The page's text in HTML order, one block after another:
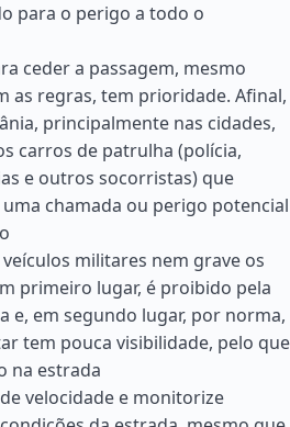
para o perigo a todo o
ceder a passagem, mesmo
as regras, tem prioridade. Afinal,
principalmente nas cidades,
carros de patrulha (polícia,
e outros socorristas) que
chamada ou perigo potencial
militares nem grave os
primeiro lugar, é proibido pela
e, em segundo lugar, por norma,
tem pouca visibilidade, pelo que
na estrada
velocidade e monitorize